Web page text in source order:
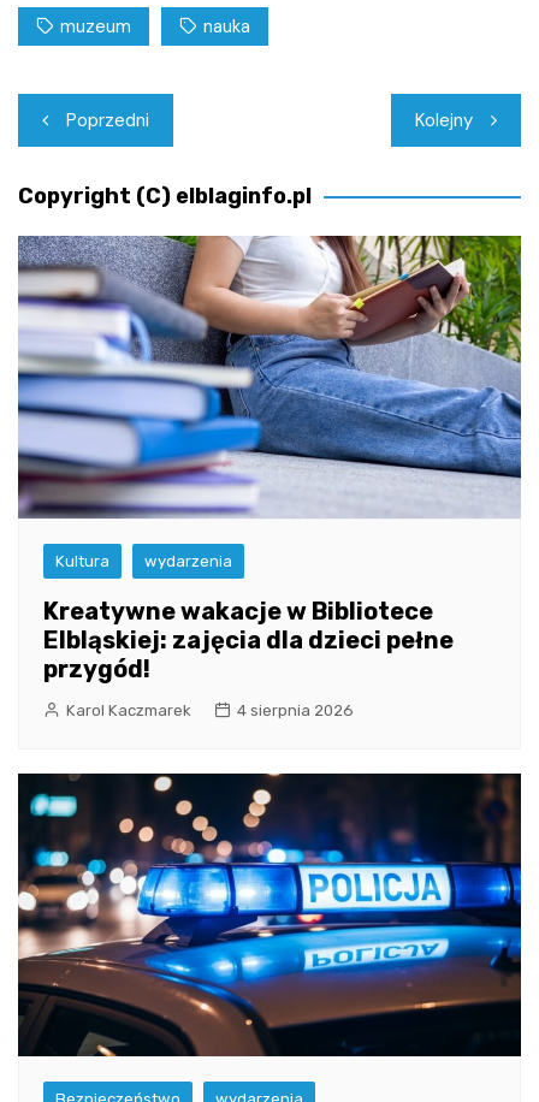
muzeum nauka
Nawigacja
wpisu
Poprzedni Kolejny
Copyright (C) elblaginfo.pl
Kultura wydarzenia
Kreatywne wakacje w Bibliotece
Elbląskiej: zajęcia dla dzieci pełne
przygód!
Karol Kaczmarek 4 sierpnia 2026